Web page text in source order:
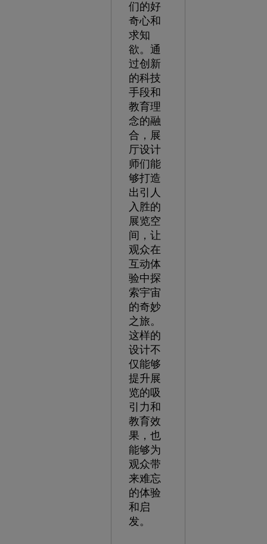
们的好
奇心和
求知
欲。通
过创新
的科技
手段和
教育理
念的融
合，展
厅设计
师们能
够打造
出引人
入胜的
展览空
间，让
观众在
互动体
验中探
索宇宙
的奇妙
之旅。
这样的
设计不
仅能够
提升展
览的吸
引力和
教育效
果，也
能够为
观众带
来难忘
的体验
和启
发。